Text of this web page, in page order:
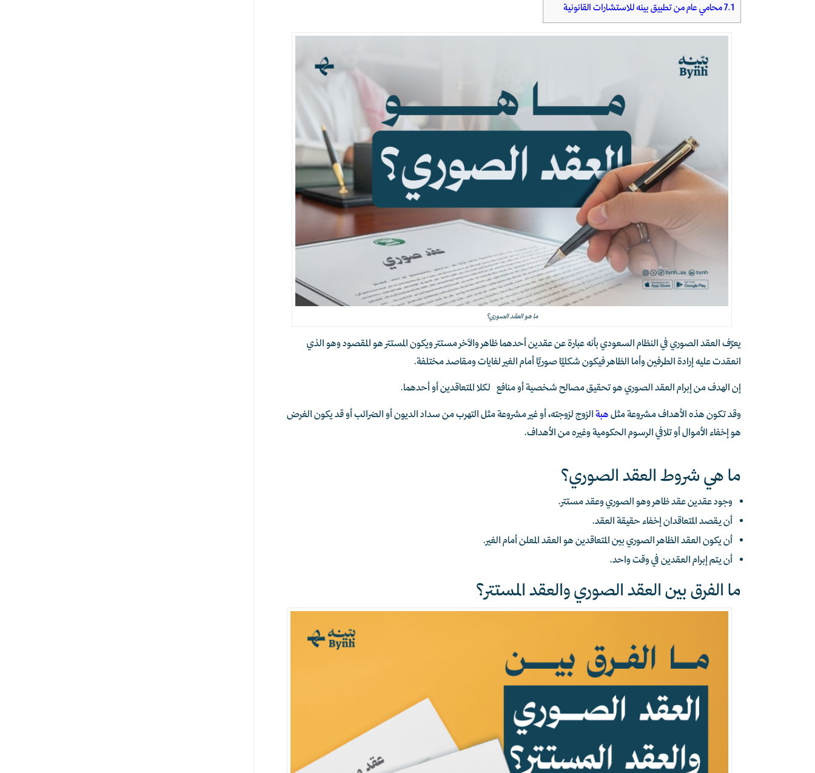
7.1محامي عام من تطبيق بينه للاستشارات القانونية
ما هو العقد الصوري؟
يعرّف العقد الصوري في النظام السعودي بأنه عبارة عن عقدين أحدهما ظاهر والآخر مستتر ويكون المستتر هو المقصود وهو الذي
انعقدت عليه إرادة الطرفين وأما الظاهر فيكون شكليًا صوريًا أمام الغير لغايات ومقاصد مختلفة.
إن الهدف من إبرام العقد الصوري هو تحقيق مصالح شخصية أو منافع لكلا المتعاقدين أو أحدهما.
وقد تكون هذه الأهداف مشروعة مثلهبةالزوج لزوجته، أو غير مشروعة مثل التهرب من سداد الديون أو الضرائب أو قد يكون الغرض
هو إخفاء الأموال أو تلافي الرسوم الحكومية وغيره من الأهداف.
ما هي شروط العقد الصوري؟
وجود عقدين عقد ظاهر وهو الصوري وعقد مستتر.
أن يقصد المتعاقدان إخفاء حقيقة العقد.
أن يكون العقد الظاهر الصوري بين المتعاقدين هو العقد المعلن أمام الغير.
أن يتم إبرام العقدين في وقت واحد.
ما الفرق بين العقد الصوري والعقد المستتر؟